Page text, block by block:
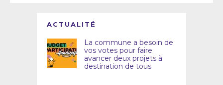
ACTUALITÉ
La commune a besoin de
vos votes pour faire
avancer deux projets à
destination de tous